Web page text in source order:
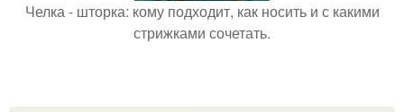
Челка - шторка: кому подходит, как носить и с какими
стрижками сочетать.